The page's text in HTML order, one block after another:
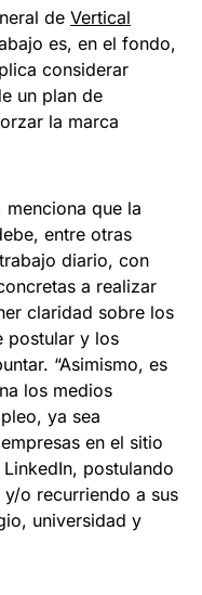
de Vertical
es, en el fondo,
considerar
un plan de
la marca
menciona que la
entre otras
diario, con
a realizar
claridad sobre los
postular y los
“Asimismo, es
los medios
ya sea
en el sitio
postulando
o recurriendo a sus
universidad y